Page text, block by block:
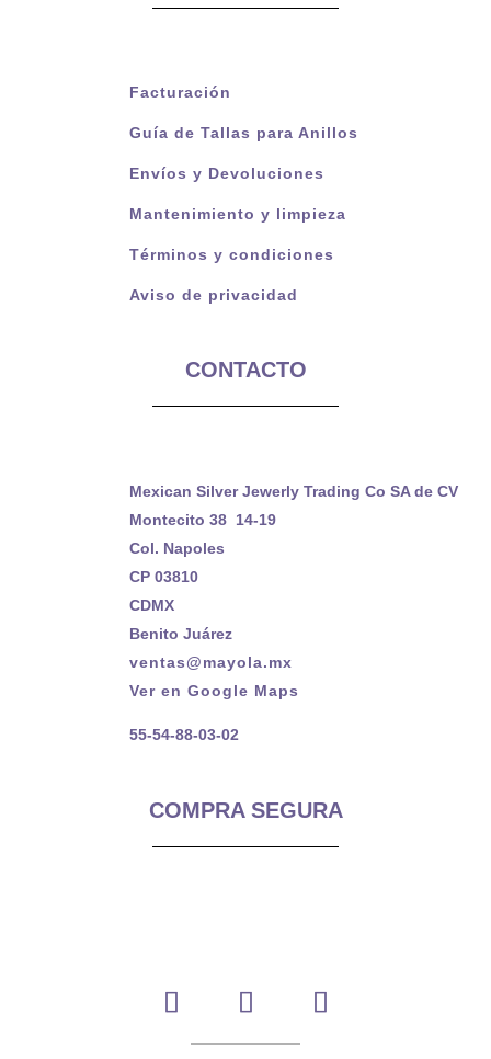
Facturación
Guía de Tallas para Anillos
Envíos y Devoluciones
Mantenimiento y limpieza
Términos y condiciones
Aviso de privacidad
CONTACTO
Mexican Silver Jewerly Trading Co SA de CV
Montecito 38 14-19
Col. Napoles
CP 03810
CDMX
Benito Juárez
ventas@mayola.mx
Ver en Google Maps
55-54-88-03-02
COMPRA SEGURA